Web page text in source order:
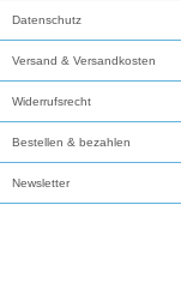
Datenschutz
Versand & Versandkosten
Widerrufsrecht
Bestellen & bezahlen
Newsletter